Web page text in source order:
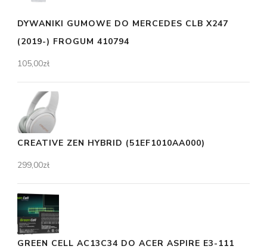
DYWANIKI GUMOWE DO MERCEDES CLB X247
(2019-) FROGUM 410794
105,00zł
CREATIVE ZEN HYBRID (51EF1010AA000)
299,00zł
GREEN CELL AC13C34 DO ACER ASPIRE E3-111